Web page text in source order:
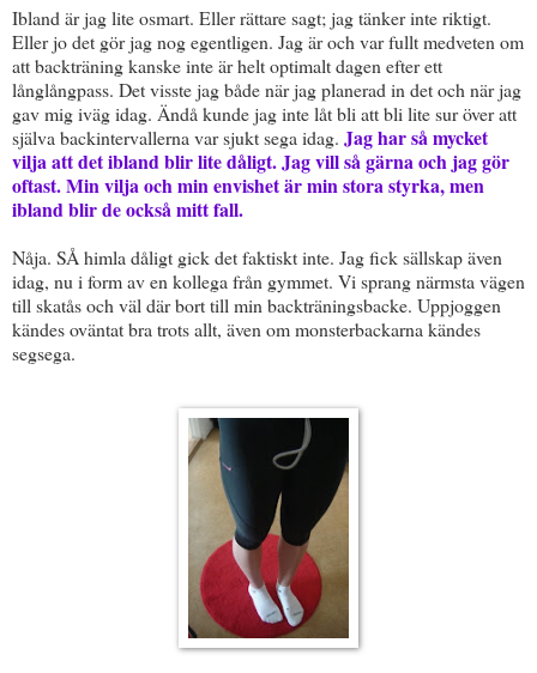
Ibland är jag lite osmart. Eller rättare sagt; jag tänker inte riktigt.
Eller jo det gör jag nog egentligen. Jag är och var fullt medveten om
att backträning kanske inte är helt optimalt dagen efter ett
långlångpass. Det visste jag både när jag planerad in det och när jag
gav mig iväg idag. Ändå kunde jag inte låt bli att bli lite sur över att
själva backintervallerna var sjukt sega idag. Jag har så mycket
vilja att det ibland blir lite dåligt. Jag vill så gärna och jag gör
oftast. Min vilja och min envishet är min stora styrka, men
ibland blir de också mitt fall.
Nåja. SÅ himla dåligt gick det faktiskt inte. Jag fick sällskap även
idag, nu i form av en kollega från gymmet. Vi sprang närmsta vägen
till skatås och väl där bort till min backträningsbacke. Uppjoggen
kändes oväntat bra trots allt, även om monsterbackarna kändes
segsega.